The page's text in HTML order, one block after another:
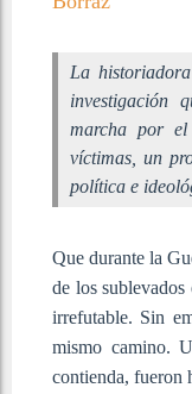
La
investigación
marcha por
víctimas, un
política e
Que durante la
de los
irrefutable. Sin
mismo camino.
contienda, fueron